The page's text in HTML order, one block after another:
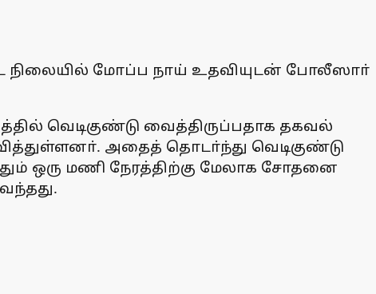
நிலையில் மோப்ப நாய் உதவியுடன் போலீஸாா்
வெடிகுண்டு வைத்திருப்பதாக தகவல்
அதைத் தொடா்ந்து வெடிகுண்டு
ஒரு மணி நேரத்திற்கு மேலாக சோதனை